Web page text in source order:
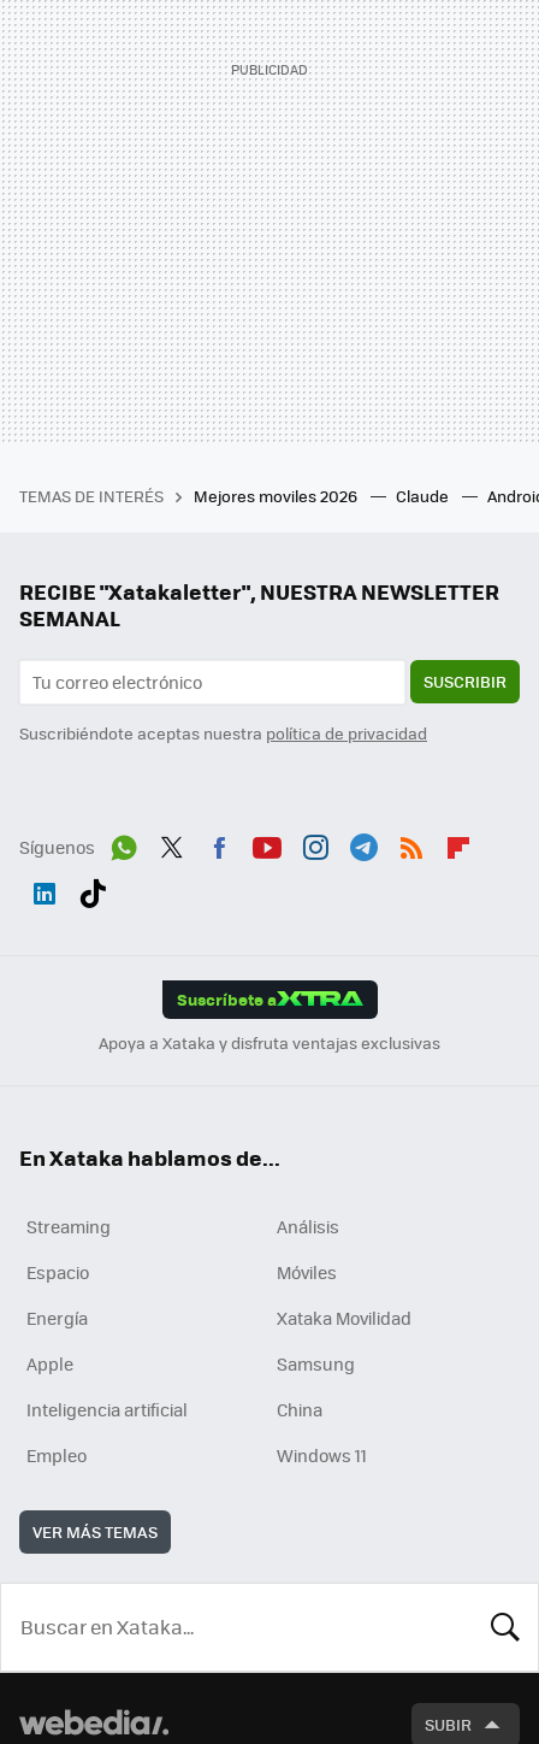
TEMAS DE INTERÉS Mejores moviles 2026 Claude
RECIBE "Xatakaletter", NUESTRA NEWSLETTER
SEMANAL
SUSCRIBIR
Suscribiéndote aceptas nuestra política de privacidad
Síguenos
Suscríbete a
Apoya a Xataka y disfruta ventajas exclusivas
En Xataka hablamos de...
Streaming
Análisis
Espacio
Móviles
Energía
Xataka Movilidad
Apple
Samsung
Inteligencia artificial
China
Empleo
Windows 11
VER MÁS TEMAS
SUBIR